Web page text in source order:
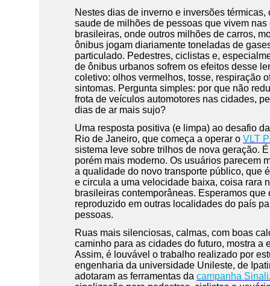
Nestes dias de inverno e inversões térmicas,
saude de milhões de pessoas que vivem
brasileiras, onde outros milhões de carros,
ônibus jogam diariamente toneladas de
particulado. Pedestres, ciclistas e,
de ônibus urbanos sofrem os efeitos desse
coletivo: olhos vermelhos, tosse, respiração
sintomas. Pergunta simples: por que não
frota de veículos automotores nas cidades,
dias de ar mais sujo?
Uma resposta positiva (e limpa) ao desafio
Rio de Janeiro, que começa a operar o VLT
sistema leve sobre trilhos de nova geração.
porém mais moderno. Os usuários parecem
a qualidade do novo transporte público, que
e circula a uma velocidade baixa, coisa rara
brasileiras contemporâneas. Esperamos que
reproduzido em outras localidades do país
pessoas.
Ruas mais silenciosas, calmas, com boas
caminho para as cidades do futuro, mostra a
Assim, é louvável o trabalho realizado por
engenharia da universidade Unileste, de
adotaram as ferramentas da campanha